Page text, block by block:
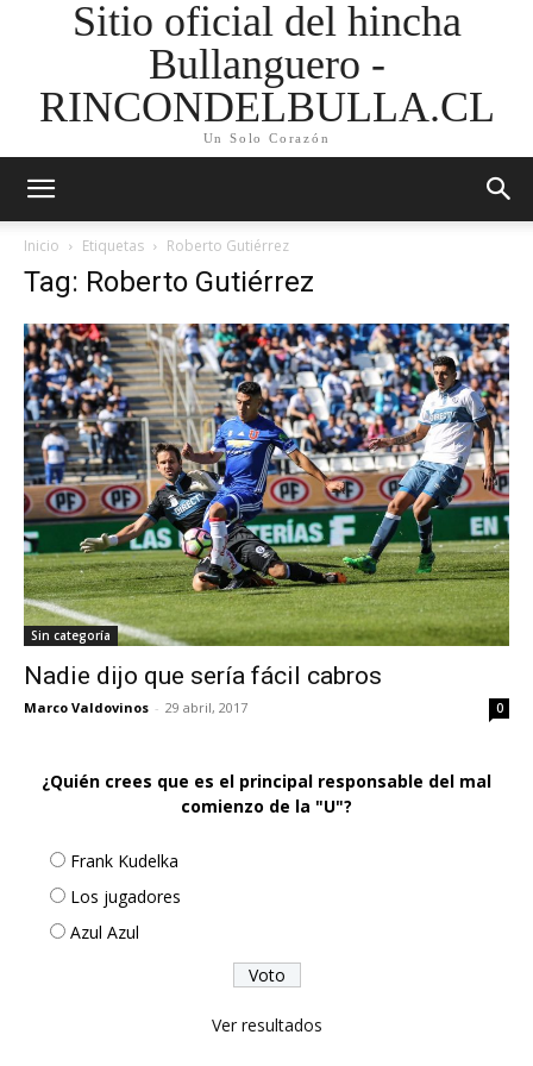
Sitio oficial del hincha
Bullanguero -
RINCONDELBULLA.CL
Un Solo Corazón
Inicio Etiquetas Roberto Gutiérrez
Tag: Roberto Gutiérrez
Sin categoría
Nadie dijo que sería fácil cabros
Marco Valdovinos - 29 abril, 2017 0
¿Quién crees que es el principal responsable del mal
comienzo de la "U"?
Frank Kudelka
Los jugadores
Azul Azul
Ver resultados